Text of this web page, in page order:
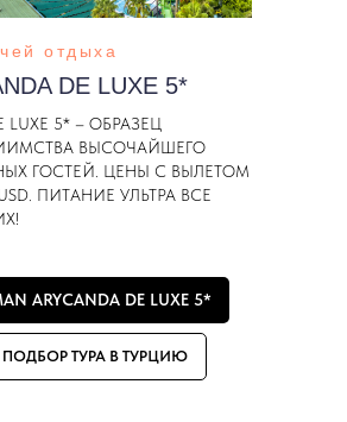
отдыха
DE LUXE 5*
LUXE 5* – ОБРАЗЕЦ
ВЫСОЧАЙШЕГО
ГОСТЕЙ. ЦЕНЫ С ВЫЛЕТОМ
ПИТАНИЕ УЛЬТРА ВСЕ
ARYCANDA DE LUXE 5*
ТУРА В ТУРЦИЮ